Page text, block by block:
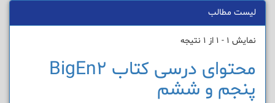
لیست مطالب
نمایش 1 - 1 از 1 نتیجه
محتوای درسی کتاب BigEn2
پنجم و ششم